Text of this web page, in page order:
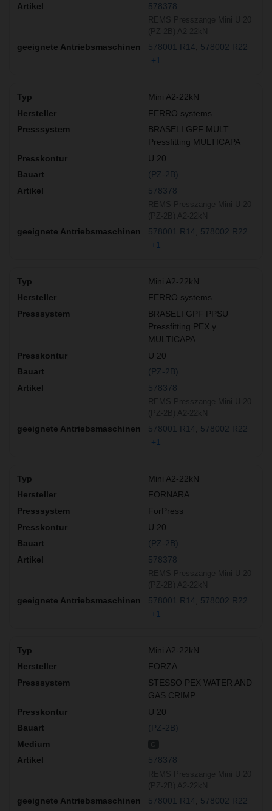
578378
578001 R14
578002 R22
+1
Mini A2-22kN
FERRO systems
BRASELI GPF MULT
Pressfitting MULTICAPA
U 20
(PZ-2B)
578378
578001 R14
578002 R22
+1
Mini A2-22kN
FERRO systems
BRASELI GPF PPSU
Pressfitting PEX y
MULTICAPA
U 20
(PZ-2B)
578378
578001 R14
578002 R22
+1
Mini A2-22kN
FORNARA
ForPress
U 20
(PZ-2B)
578378
578001 R14
578002 R22
+1
Mini A2-22kN
FORZA
STESSO PEX WATER AND
GAS CRIMP
U 20
(PZ-2B)
578378
578001 R14
578002 R22